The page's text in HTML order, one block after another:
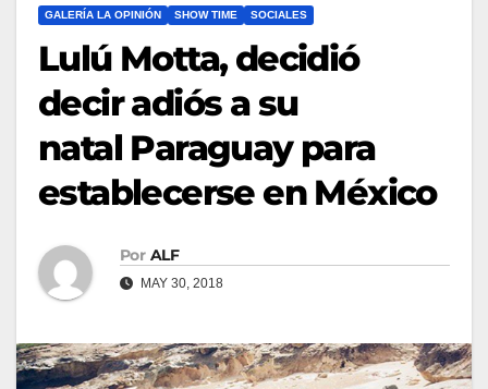
GALERÍA LA OPINIÓN SHOW TIME SOCIALES
Lulú Motta, decidió
decir adiós a su
natal Paraguay para
establecerse en México
Por ALF
MAY 30, 2018